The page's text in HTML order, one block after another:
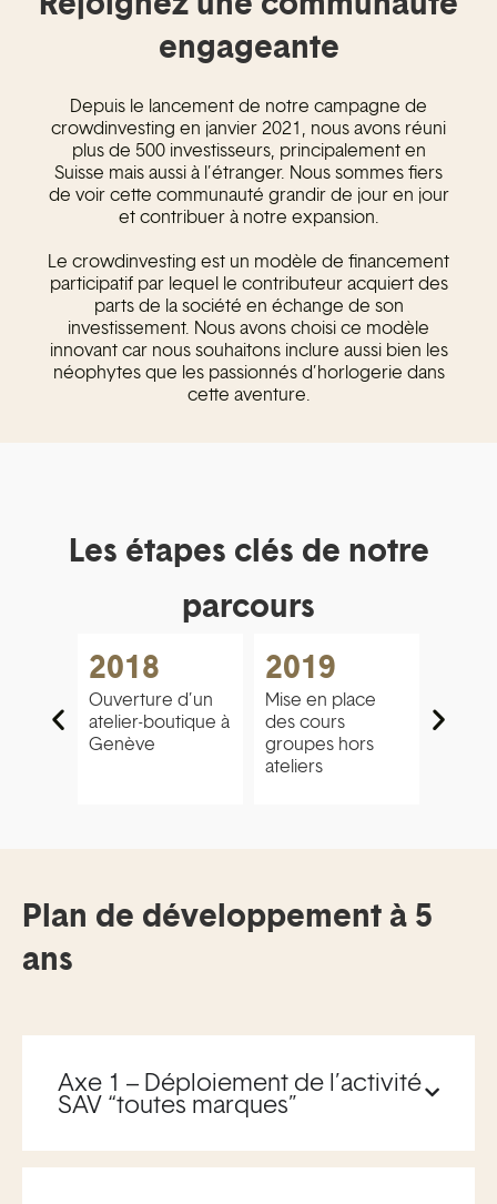
engageante
Depuis le lancement de notre campagne de
crowdinvesting en janvier 2021, nous avons réuni
plus de 500 investisseurs, principalement en
Suisse mais aussi à l’étranger. Nous sommes fiers
de voir cette communauté grandir de jour en jour
et contribuer à notre expansion.
Le crowdinvesting est un modèle de financement
participatif par lequel le contributeur acquiert des
parts de la société en échange de son
investissement. Nous avons choisi ce modèle
innovant car nous souhaitons inclure aussi bien les
néophytes que les passionnés d’horlogerie dans
cette aventure.
Les étapes clés de notre
parcours
2018
Ouverture d’un
atelier-boutique à
Genève
2019
Mise en place
des cours
groupes hors
ateliers
Plan de développement à 5
ans
Axe 1 – Déploiement de l’activité
SAV “toutes marques”